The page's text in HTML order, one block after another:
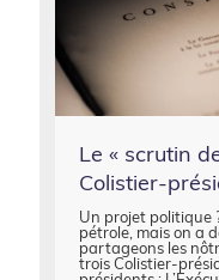
Le « scrutin
Colistier-
Un projet politique
pétrole, mais on a
partageons les
trois Colistier-